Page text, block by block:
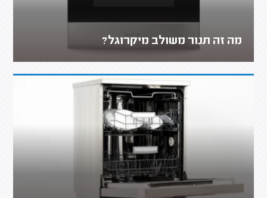
מה זה תנור משולב מיקרוגל?